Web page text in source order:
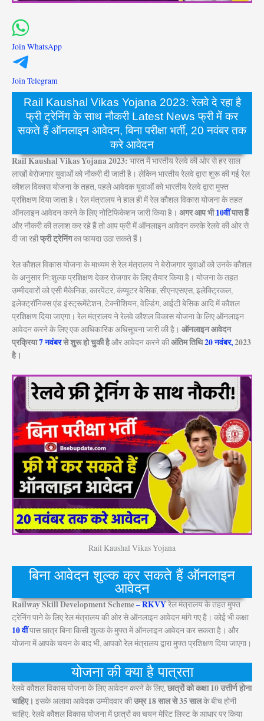
Join WhatsApp
Join Telegram
Rail Kaushal Vikas Yojana 2023: रेलवे दे रहा है
फ्री ट्रेनिंग के साथ नौकरी Latest News फ्री में कर
सकते हैं ऑनलाइन आवेदन, बिना परीक्षा भर्ती, 20 नवंबर तक
करे आवेदन
Rail Kaushal Vikas Yojana 2023:भारत में भारतीय रेलवे की ओर से हर साल
लाखों बेरोजगार युवाओं को नौकरी दी जाती है। लेकिन भारतीय रेलवे द्वारा शुरू की गई रेल
कौशल विकास योजना के तहत, पहले आवेदक युवाओं को भारतीय रेलवे द्वारा मुफ्त
प्रशिक्षण दिया जाता है। रेल मंत्रालय ने हाल ही में रेल कौशल विकास योजना के तहत
ऑनलाइन आवेदन करने के लिए नोटिफिकेशन जारी किया है। अगर आप भी10वींपास हैं
और नौकरी की तलाश कर रहे हैं तो आप फ्री में ऑनलाइन आवेदन करके रेलवे की ओर से
दी जा रहीफ्री ट्रेनिंगका फायदा उठा सकते हैं।
रेल कौशल विकास योजना के माध्यम से रेल मंत्रालय ने बेरोजगार युवाओं को उनके कौशल
के अनुसार नि:शुल्क प्रशिक्षण देकर रोजगार के लिए तैयार किया है। योजना के तहत
उम्मीदवारों को एसी मैकेनिक, कारपेंटर, कंप्यूटर बेसिक, सीएनएसएस, इलेक्ट्रिकल,
इलेक्ट्रॉनिक्स एंड इंस्ट्रूमेंटेशन, टेक्नीशियन, वेल्डिंग, आईटी बेसिक आदि में कौशल
प्रशिक्षण दिया जाएगा। रेल मंत्रालय ने रेलवे कौशल विकास योजना के लिए ऑनलाइन
आवेदन करने के लिए एक आधिकारिक अधिसूचना जारी की है। ऑनलाइन आवेदन
प्रक्रिया7 नवंबरसे शुरू हो चुकी हैऔर आवेदन करने कीअंतिम तिथि20 नवंबर,2023
है।
Rail Kaushal Vikas Yojana
बिना आवेदन शुल्क कर सकते हैं ऑनलाइन
आवेदन
Railway Skill Development Scheme–RKVYरेल मंत्रालय के तहत मुफ्त
ट्रेनिंग पाने के लिए रेल मंत्रालय की ओर से ऑनलाइन आवेदन मांगे गए हैं। कोई भी कक्षा
10 वींपास छात्र बिना किसी शुल्क के मुफ्त में ऑनलाइन आवेदन कर सकता है। और
योजना में आपके चयन के बाद भी, आपको रेल मंत्रालय द्वारा मुफ्त प्रशिक्षण दिया जाएगा।
योजना की क्या है पात्रता
रेलवे कौशल विकास योजना के लिए आवेदन करने के लिए,छात्रों को कक्षा 10 उत्तीर्ण होना
चाहिए। इसके अलावा आवेदक उम्मीदवार कीउम्र 18 साल से 35 सालके बीच होनी
चाहिए. रेलवे कौशल विकास योजना में छात्रों का चयन मेरिट लिस्ट के आधार पर किया